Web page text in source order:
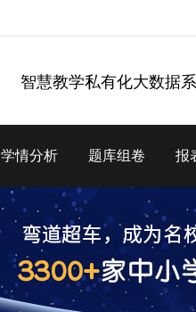
智慧教学私有化大数据
学情分析 题库组卷 报